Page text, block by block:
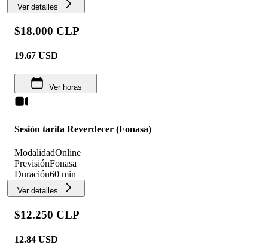
Ver detalles
$18.000 CLP
19.67 USD
Ver horas
Sesión tarifa Reverdecer (Fonasa)
ModalidadOnline
PrevisiónFonasa
Duración60 min
Ver detalles
$12.250 CLP
12.84 USD